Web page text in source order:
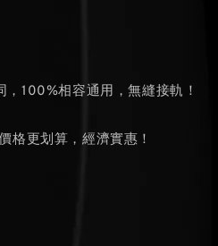
100%相容通用，無縫接軌！
格更划算，經濟實惠！